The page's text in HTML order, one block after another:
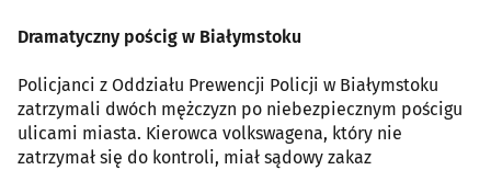
Dramatyczny pościg w Białymstoku
Policjanci z Oddziału Prewencji Policji w Białymstoku
zatrzymali dwóch mężczyzn po niebezpiecznym pościgu
ulicami miasta. Kierowca volkswagena, który nie
zatrzymał się do kontroli, miał sądowy zakaz